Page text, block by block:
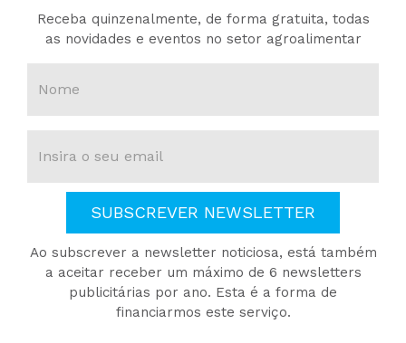
Receba quinzenalmente, de forma gratuita, todas
as novidades e eventos no setor agroalimentar
SUBSCREVER NEWSLETTER
Ao subscrever a newsletter noticiosa, está também
a aceitar receber um máximo de 6 newsletters
publicitárias por ano. Esta é a forma de
financiarmos este serviço.